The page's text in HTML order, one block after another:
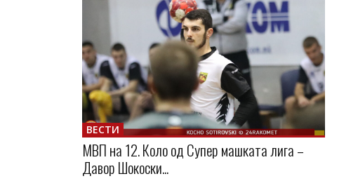
ВЕСТИ
МВП на 12. Коло од Супер машката лига –
Давор Шокоски...